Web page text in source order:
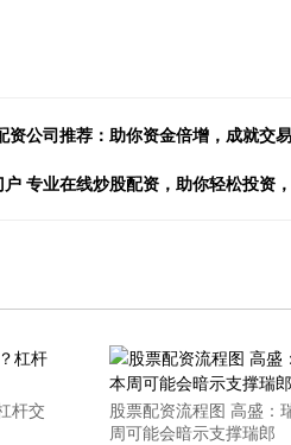
资公司推荐：助你资金倍增，成就交
专业在线炒股配资，助你轻松投资
杆交
股票配资流程图 高盛：
周可能会暗示支撑瑞郎